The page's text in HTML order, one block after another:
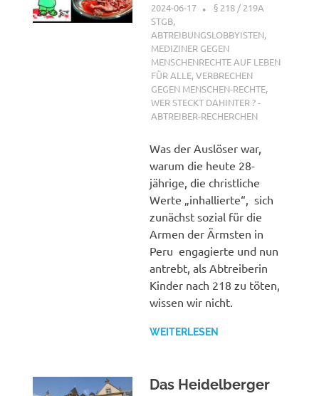
2024-06-17 G A
§ 218 / 219A
STGB,
ABTREIBUNGSLOBBYISTEN,
MEDIZINER GEGEN
MENSCHENRECHTE AUF LEBEN
FÜR ALLE,VERBRECHEN
GEGEN MENSCHEN-RECHTE,
WER STECKT DAHINTER ? -
ABTREIBER-RECHERCHEN
Was der Auslöser war,
warum die heute 28-
jährige, die christliche
Werte „inhallierte“, sich
zunächst sozial für die
Armen der Ärmsten in
Peru engagierte und nun
antrebt, als Abtreiberin
Kinder nach 218 zu töten,
wissen wir nicht.
WEITERLESEN
Das Heidelberger